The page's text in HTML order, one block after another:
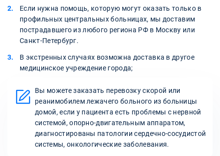
Если нужна помощь, которую могут оказать только в
профильных центральных больницах, мы доставим
пострадавшего из любого региона РФ в Москву или
Санкт-Петербург.
В экстренных случаях возможна доставка в другое
медицинское учреждение города;
Вы можете заказать перевозку скорой или
реанимобилем лежачего больного из больницы
домой, если у пациента есть проблемы с нервной
системой, опорно-двигательным аппаратом,
диагностированы патологии сердечно-сосудистой
системы, онкологические заболевания.